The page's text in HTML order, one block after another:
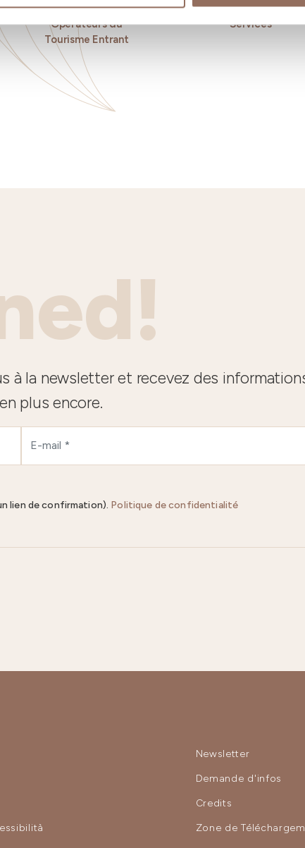
Operateurs du
Tourisme Entrant
Services
à la newsletter et recevez des
plus encore.
lien de confirmation). Politique de confidentialité
Newsletter
Demande d'infos
Credits
Zone de